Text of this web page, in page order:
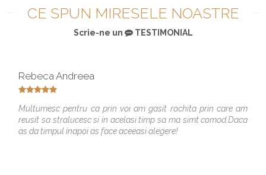
CE SPUN MIRESELE NOASTRE
Scrie-ne un TESTIMONIAL
Rebeca Andreea
Multumesc pentru ca prin voi am gasit rochita prin care am
reusit sa stralucesc si in acelasi timp sa ma simt comod.Daca
as da timpul inapoi as face aceeasi alegere!